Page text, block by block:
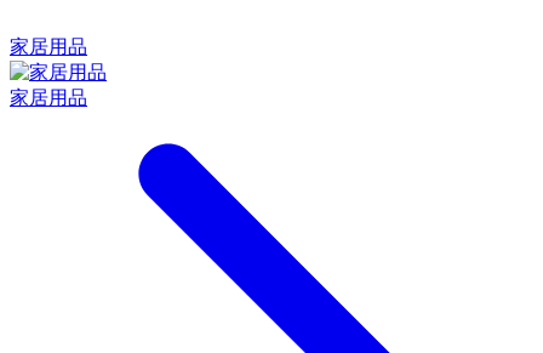
家居用品
家居用品